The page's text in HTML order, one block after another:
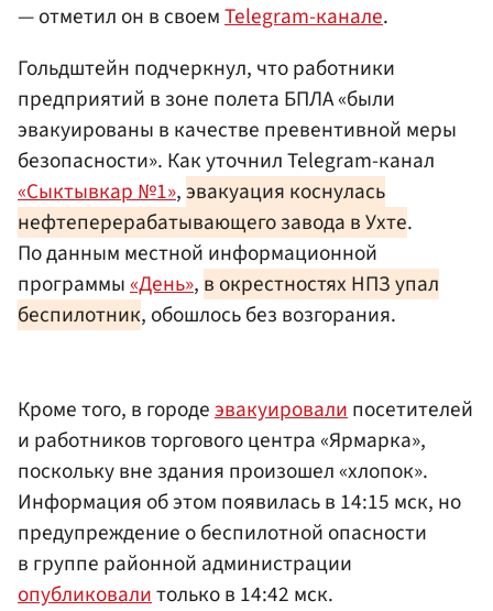
— отметил он в своемTelegram-канале.
Гольдштейн подчеркнул, что работники
предприятий в зоне полета БПЛА «были
эвакуированы в качестве превентивной меры
безопасности». Как уточнил Telegram-канал
«Сыктывкар №1»,эвакуация коснулась
нефтеперерабатывающего завода в Ухте.
По данным местной информационной
программы«День», в окрестностях НПЗ упал
беспилотник, обошлось без возгорания.
Кроме того, в городеэвакуировалипосетителей
и работников торгового центра «Ярмарка»,
поскольку вне здания произошел «хлопок».
Информация об этом появилась в 14:15 мск, но
предупреждение о беспилотной опасности
в группе районной администрации
опубликовалитолько в 14:42 мск.